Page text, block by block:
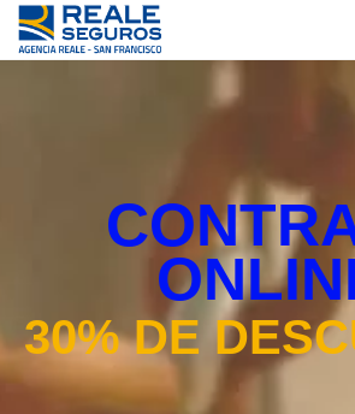
30% DE